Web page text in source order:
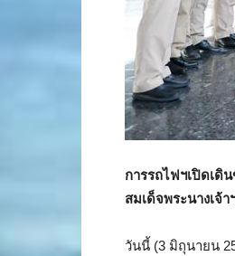
การรถไฟฯเปิดเดิ
สมเด็จพระนางเจ้
วันนี้ (3 มิถุนายน